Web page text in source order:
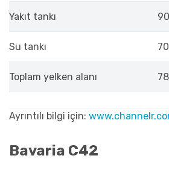
Yakıt tankı
Su tankı
Toplam yelken alanı
Ayrıntılı bilgi için:
Bavaria C42